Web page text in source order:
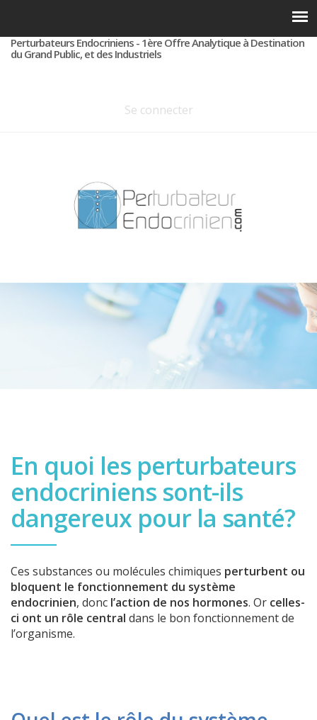
Perturbateurs Endocriniens - 1ère Offre Analytique à Destination
du Grand Public, et des Industriels
Se connecter
En quoi les perturbateurs
endocriniens sont-ils
dangereux pour la santé?
Ces substances ou molécules chimiques perturbent ou
bloquent le fonctionnement du système
endocrinien, donc l’action de nos hormones. Or celles-
ci ont un rôle central dans le bon fonctionnement de
l’organisme.